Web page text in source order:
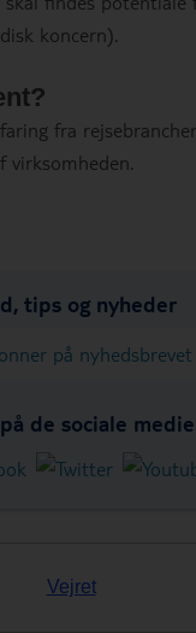
koncern).
fra
virksomheden.
tips og nyheder
på nyhedsbrevet
de sociale
Vejret